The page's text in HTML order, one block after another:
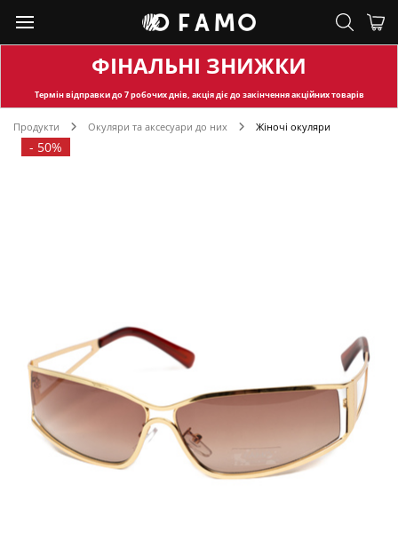
ФІНАЛЬНІ ЗНИЖКИ
Термін відправкидо 7 робочих днів, акція діє до закінчення акційних товарів
Продукти Окуляри та аксесуари до них Жіночі окуляри
- 50%